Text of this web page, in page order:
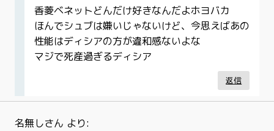
香菱ベネットどんだけ好きなんだよホヨバカ
ほんでシュブは嫌いじゃないけど、今思えばあの
性能はディシアの方が違和感ないよな
マジで死産過ぎるディシア
返信
名無しさん より: